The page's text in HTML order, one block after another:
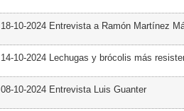
18-10-2024 Entrevista a Ramón Martínez
14-10-2024 Lechugas y brócolis más
08-10-2024 Entrevista Luis Guanter